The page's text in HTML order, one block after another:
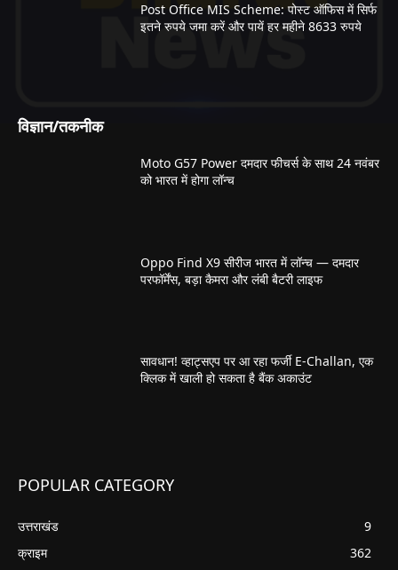
Post Office MIS Scheme: पोस्ट ऑफिस में सिर्फ
इतने रुपये जमा करें और पायें हर महीने 8633 रुपये
विज्ञान/तकनीक
Moto G57 Power दमदार फीचर्स के साथ 24 नवंबर
को भारत में होगा लॉन्च
Oppo Find X9 सीरीज भारत में लॉन्च — दमदार
परफॉर्मेंस, बड़ा कैमरा और लंबी बैटरी लाइफ
सावधान! व्हाट्सएप पर आ रहा फर्जी E-Challan, एक
क्लिक में खाली हो सकता है बैंक अकाउंट
POPULAR CATEGORY
उत्तराखंड
9
क्राइम
362